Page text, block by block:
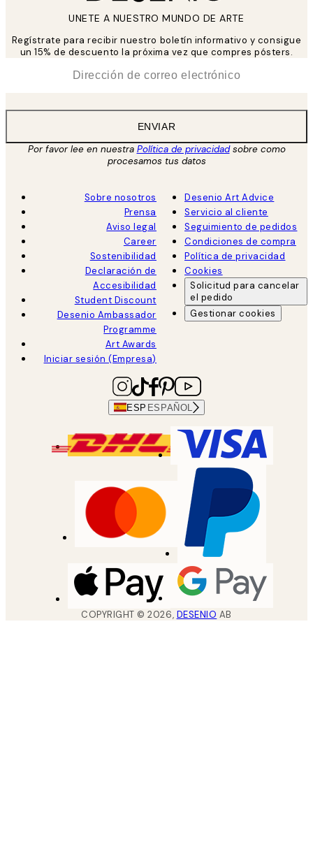
UNETE A NUESTRO MUNDO DE ARTE
Regístrate para recibir nuestro boletín informativo y consigue
un 15% de descuento la próxima vez que compres pósters.
ENVIAR
Por favor lee en nuestra Política de privacidadsobre como
procesamos tus datos
Sobre nosotros
Prensa
Aviso legal
Career
Sostenibilidad
Declaración de
Accesibilidad
Student Discount
Desenio Ambassador
Programme
Art Awards
Iniciar sesión (Empresa)
Desenio Art Advice
Servicio al cliente
Seguimiento de pedidos
Condiciones de compra
Política de privacidad
Cookies
Solicitud para cancelar
el pedido
Gestionar cookies
ESP ESPAÑOL
COPYRIGHT ©2026, DESENIO AB